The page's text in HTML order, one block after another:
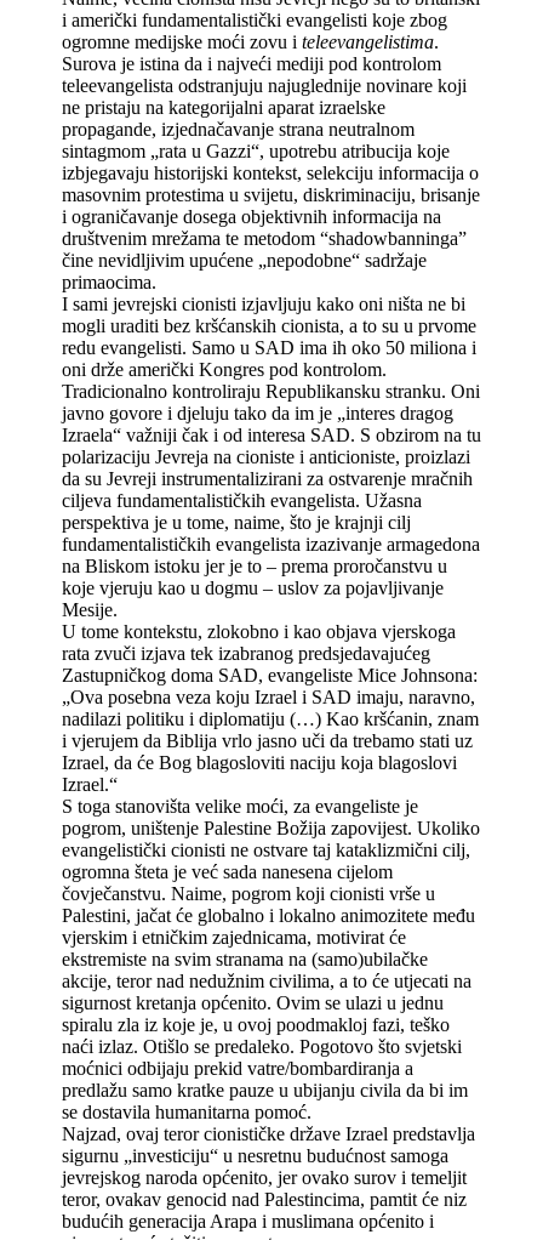
i američki fundamentalistički evangelisti koje zbog
ogromne medijske moći zovu i teleevangelistima.
Surova je istina da i najveći mediji pod kontrolom
teleevangelista odstranjuju najuglednije novinare koji
ne pristaju na kategorijalni aparat izraelske
propagande, izjednačavanje strana neutralnom
sintagmom „rata u Gazzi“, upotrebu atribucija koje
izbjegavaju historijski kontekst, selekciju informacija o
masovnim protestima u svijetu, diskriminaciju, brisanje
i ograničavanje dosega objektivnih informacija na
društvenim mrežama te metodom “shadowbanninga”
čine nevidljivim upućene „nepodobne“ sadržaje
primaocima.
I sami jevrejski cionisti izjavljuju kako oni ništa ne bi
mogli uraditi bez kršćanskih cionista, a to su u prvome
redu evangelisti. Samo u SAD ima ih oko 50 miliona i
oni drže američki Kongres pod kontrolom.
Tradicionalno kontroliraju Republikansku stranku. Oni
javno govore i djeluju tako da im je „interes dragog
Izraela“ važniji čak i od interesa SAD. S obzirom na tu
polarizaciju Jevreja na cioniste i anticioniste, proizlazi
da su Jevreji instrumentalizirani za ostvarenje mračnih
ciljeva fundamentalističkih evangelista. Užasna
perspektiva je u tome, naime, što je krajnji cilj
fundamentalističkih evangelista izazivanje armagedona
na Bliskom istoku jer je to – prema proročanstvu u
koje vjeruju kao u dogmu – uslov za pojavljivanje
Mesije.
U tome kontekstu, zlokobno i kao objava vjerskoga
rata zvuči izjava tek izabranog predsjedavajućeg
Zastupničkog doma SAD, evangeliste Mice Johnsona:
„Ova posebna veza koju Izrael i SAD imaju, naravno,
nadilazi politiku i diplomatiju (…) Kao kršćanin, znam
i vjerujem da Biblija vrlo jasno uči da trebamo stati uz
Izrael, da će Bog blagosloviti naciju koja blagoslovi
Izrael.“
S toga stanovišta velike moći, za evangeliste je
pogrom, uništenje Palestine Božija zapovijest. Ukoliko
evangelistički cionisti ne ostvare taj kataklizmični cilj,
ogromna šteta je već sada nanesena cijelom
čovječanstvu. Naime, pogrom koji cionisti vrše u
Palestini, jačat će globalno i lokalno animozitete među
vjerskim i etničkim zajednicama, motivirat će
ekstremiste na svim stranama na (samo)ubilačke
akcije, teror nad nedužnim civilima, a to će utjecati na
sigurnost kretanja općenito. Ovim se ulazi u jednu
spiralu zla iz koje je, u ovoj poodmakloj fazi, teško
naći izlaz. Otišlo se predaleko. Pogotovo što svjetski
moćnici odbijaju prekid vatre/bombardiranja a
predlažu samo kratke pauze u ubijanju civila da bi im
se dostavila humanitarna pomoć.
Najzad, ovaj teror cionističke države Izrael predstavlja
sigurnu „investiciju“ u nesretnu budućnost samoga
jevrejskog naroda općenito, jer ovako surov i temeljit
teror, ovakav genocid nad Palestincima, pamtit će niz
budućih generacija Arapa i muslimana općenito i